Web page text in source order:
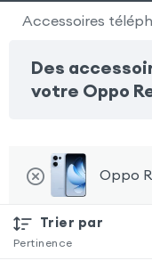
Accessoires
Des
votre Oppo
Oppo
Trier par
Pertinence